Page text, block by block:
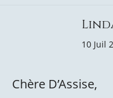
10 Juil
Chère D’Assise,